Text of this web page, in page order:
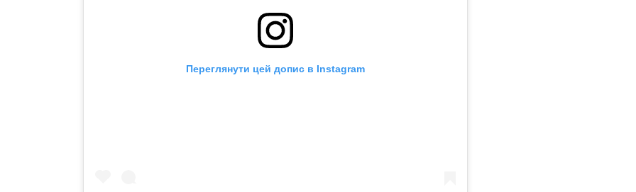
Переглянути цей допис в Instagram